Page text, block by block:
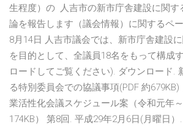
生程度）の 人吉市の新市庁舎建設に関す
論を報告します（議会情報）に関するペ
8月14日 人吉市議会では、新市庁舎建設
を目的として、全議員18名をもって構成
ロードしてご覧ください). ダウンロード.
る特別委員会での協議事項(PDF 約
業活性化会議スケジュール案（令和元年～
174KB） 第8回. 平成29年2月6日(月曜日